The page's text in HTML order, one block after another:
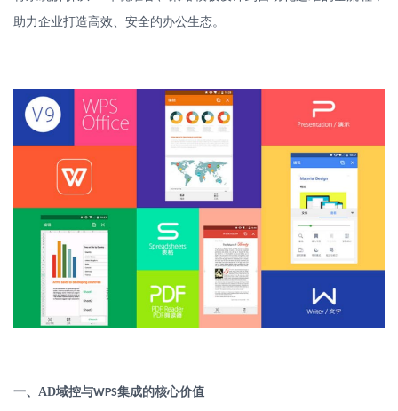
助力企业打造高效、安全的办公生态。
一、 AD域控与WPS集成的核心价值